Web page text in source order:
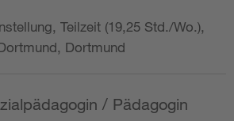
Teilzeit (19,25 Std./Wo.),
Dortmund
/ Pädagogin